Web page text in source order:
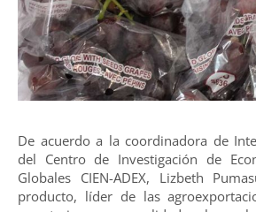
De acuerdo a la coordinadora de
del Centro de Investigación de
Globales CIEN-ADEX, Lizbeth
producto, líder de las